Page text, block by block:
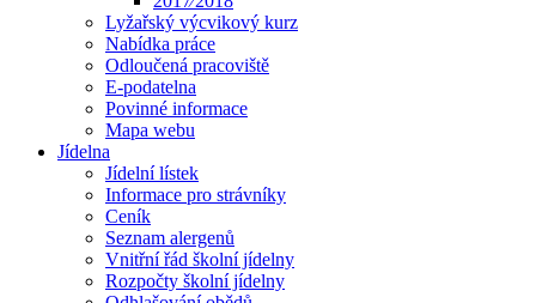
Lyžařský výcvikový kurz
Nabídka práce
Odloučená pracoviště
E-podatelna
Povinné informace
Mapa webu
Jídelna
Jídelní lístek
Informace pro strávníky
Ceník
Seznam alergenů
Vnitřní řád školní jídelny
Rozpočty školní jídelny